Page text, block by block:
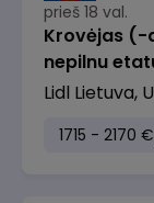
prieš 18 val.
Krovėjas (-
nepilnu
Lidl Lietuva,
1715 - 2170